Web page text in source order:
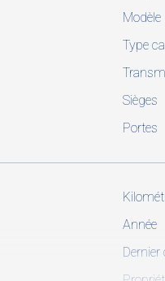
Modèle
Type
Sièges
Portes
Année